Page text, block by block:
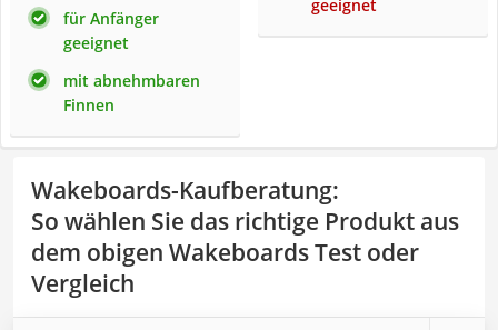
für Anfänger
geeignet
mit abnehmbaren
Finnen
geeignet
Wakeboards-Kaufberatung:
So wählen Sie das richtige Produkt aus
dem obigen Wakeboards Test oder
Vergleich